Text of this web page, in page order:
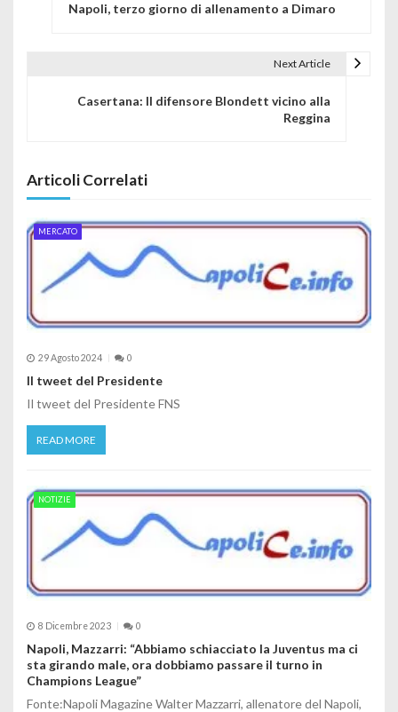
Napoli, terzo giorno di allenamento a Dimaro
Next Article
Casertana: Il difensore Blondett vicino alla
Reggina
Articoli Correlati
MERCATO
29 Agosto 2024 0
Il tweet del Presidente
Il tweet del Presidente FNS
READ MORE
NOTIZIE
8 Dicembre 2023 0
Napoli, Mazzarri: “Abbiamo schiacciato la Juventus ma ci
sta girando male, ora dobbiamo passare il turno in
Champions League”
Fonte:Napoli Magazine Walter Mazzarri, allenatore del Napoli,